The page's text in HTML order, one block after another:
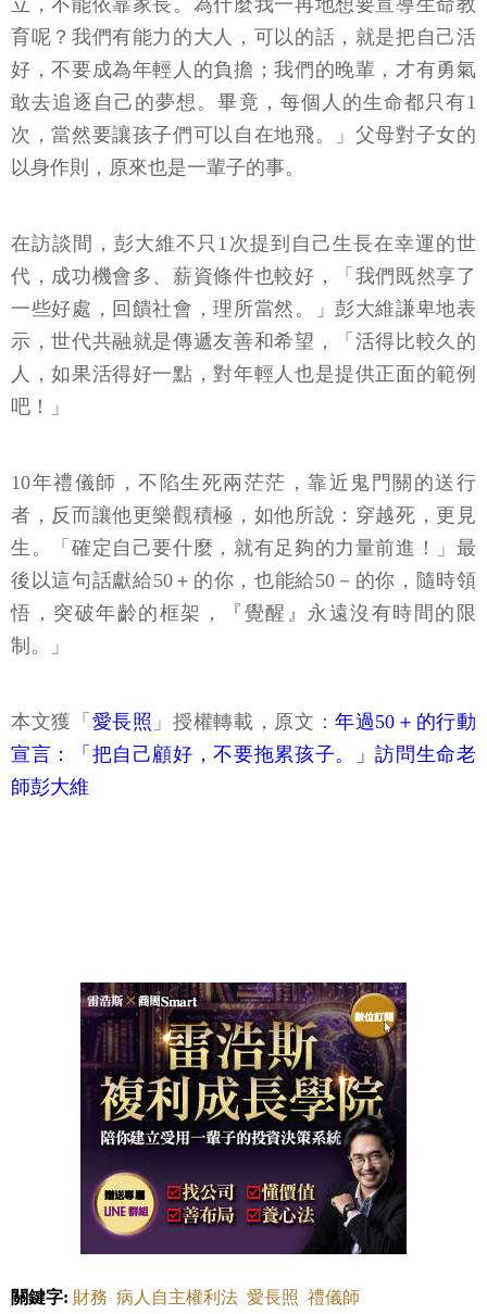
立，不能依靠家長。為什麼我一再地想要宣導生命教
育呢？我們有能力的大人，可以的話，就是把自己活
好，不要成為年輕人的負擔；我們的晚輩，才有勇氣
敢去追逐自己的夢想。畢竟，每個人的生命都只有1
次，當然要讓孩子們可以自在地飛。」父母對子女的
以身作則，原來也是一輩子的事。
在訪談間，彭大維不只1次提到自己生長在幸運的世
代，成功機會多、薪資條件也較好，「我們既然享了
一些好處，回饋社會，理所當然。」彭大維謙卑地表
示，世代共融就是傳遞友善和希望，「活得比較久的
人，如果活得好一點，對年輕人也是提供正面的範例
吧！」
10年禮儀師，不陷生死兩茫茫，靠近鬼門關的送行
者，反而讓他更樂觀積極，如他所說：穿越死，更見
生。「確定自己要什麼，就有足夠的力量前進！」最
後以這句話獻給50＋的你，也能給50－的你，隨時領
悟，突破年齡的框架，『覺醒』永遠沒有時間的限
制。」
本文獲「 愛長照 」授權轉載，原文：年過50＋的行動
宣言：「把自己顧好，不要拖累孩子。」訪問生命老
師彭大維
關鍵字: 財務 病人自主權利法 愛長照 禮儀師